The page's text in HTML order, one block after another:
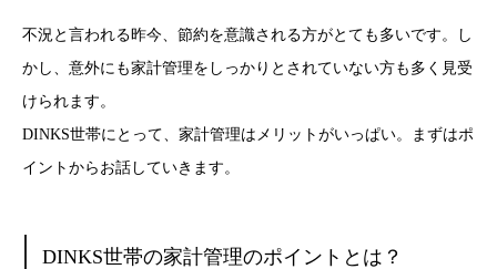
不況と言われる昨今、節約を意識される方がとても多いです。
し
かし、意外にも家計管理をしっかりとされていない方も多く見受
けられます。
DINKS世帯にとって、家計管理はメリットがいっぱい。
まずはポ
イントからお話していきます。
DINKS世帯の家計管理のポイントとは？